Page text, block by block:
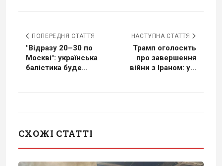
ПОПЕРЕДНЯ СТАТТЯ
"Відразу 20–30 по
Москві": українська
балістика буде...
НАСТУПНА СТАТТЯ
Трамп оголосить
про завершення
війни з Іраном: у...
СХОЖІ СТАТТІ